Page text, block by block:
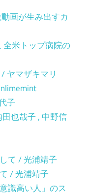
画が生み出すカ
米トップ病院の
ヤマザキマリ
子
也哉子 , 中野信
て / 光浦靖子
/ 光浦靖子
識高い人」のス